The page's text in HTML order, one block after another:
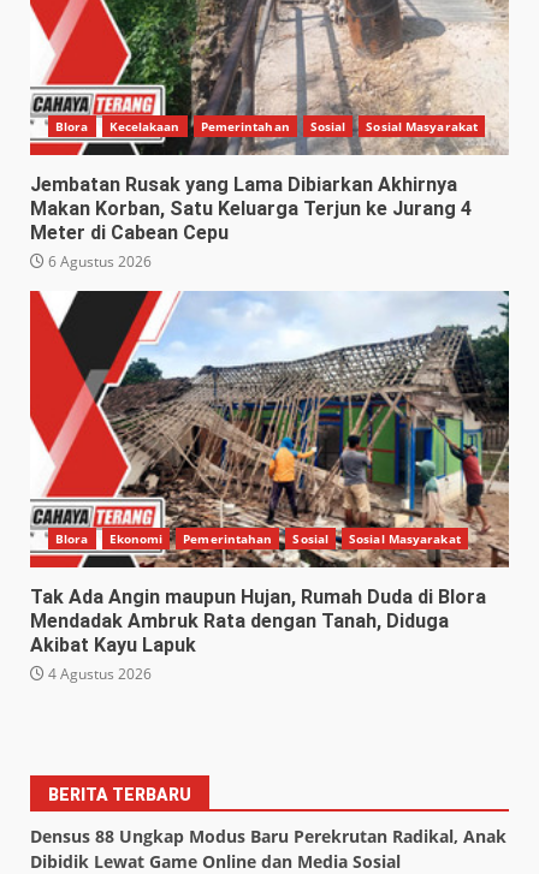
Blora Kecelakaan Pemerintahan Sosial Sosial Masyarakat
Jembatan Rusak yang Lama Dibiarkan Akhirnya
Makan Korban, Satu Keluarga Terjun ke Jurang 4
Meter di Cabean Cepu
6 Agustus 2026
Blora Ekonomi Pemerintahan Sosial Sosial Masyarakat
Tak Ada Angin maupun Hujan, Rumah Duda di Blora
Mendadak Ambruk Rata dengan Tanah, Diduga
Akibat Kayu Lapuk
4 Agustus 2026
BERITA TERBARU
Densus 88 Ungkap Modus Baru Perekrutan Radikal, Anak
Dibidik Lewat Game Online dan Media Sosial